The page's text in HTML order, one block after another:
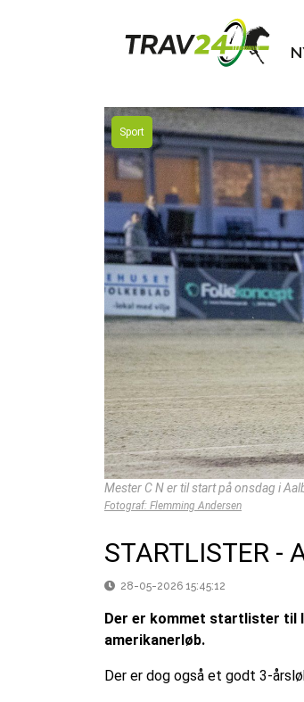
Sport
Mester C N er til start på onsdag i
Fotograf: Flemming Andersen
STARTLISTER
28-05-2026 15:45:12
Der er kommet startlister til
amerikanerløb.
Der er dog også et godt 3-